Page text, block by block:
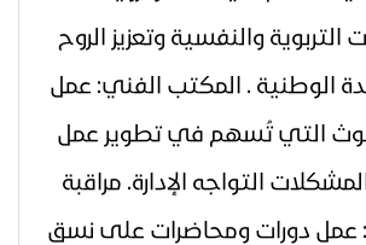
التربوية والنفسية وتعزيز الروح
الوطنية . المكتب الفني: عمل
التي تُسهم في تطوير عمل
التواجه الإدارة. مراقبة
عمل دورات ومحاضرات على نسق